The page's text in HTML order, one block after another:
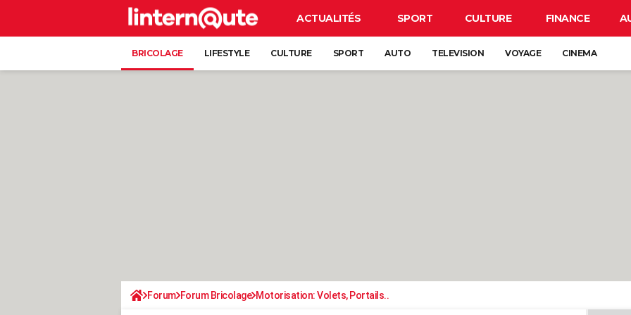
ACTUALITÉS SPORT CULTURE FINANCE
BRICOLAGE LIFESTYLE CULTURE SPORT AUTO TELEVISION VOYAGE CINEMA
Forum Forum Bricolage Motorisation: Volets, Portails..